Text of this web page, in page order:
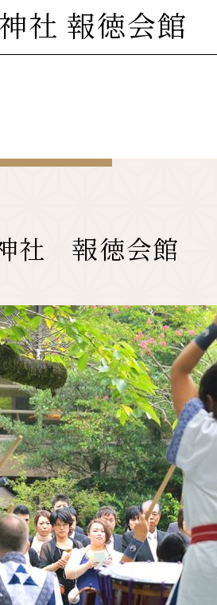
社 報徳会館
社 報徳会館